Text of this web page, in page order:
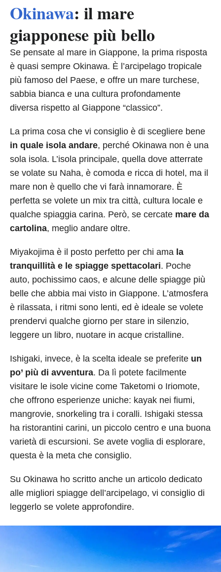
Okinawa: il mare
giapponese più bello
Se pensate al mare in Giappone, la prima risposta
è quasi sempre Okinawa. È l’arcipelago tropicale
più famoso del Paese, e offre un mare turchese,
sabbia bianca e una cultura profondamente
diversa rispetto al Giappone “classico”.
La prima cosa che vi consiglio è di scegliere bene
in quale isola andare, perché Okinawa non è una
sola isola. L’isola principale, quella dove atterrate
se volate su Naha, è comoda e ricca di hotel, ma il
mare non è quello che vi farà innamorare. È
perfetta se volete un mix tra città, cultura locale e
qualche spiaggia carina. Però, se cercate mare da
cartolina, meglio andare oltre.
Miyakojima è il posto perfetto per chi ama la
tranquillità e le spiagge spettacolari. Poche
auto, pochissimo caos, e alcune delle spiagge più
belle che abbia mai visto in Giappone. L’atmosfera
è rilassata, i ritmi sono lenti, ed è ideale se volete
prendervi qualche giorno per stare in silenzio,
leggere un libro, nuotare in acque cristalline.
Ishigaki, invece, è la scelta ideale se preferite un
po’ più di avventura. Da lì potete facilmente
visitare le isole vicine come Taketomi o Iriomote,
che offrono esperienze uniche: kayak nei fiumi,
mangrovie, snorkeling tra i coralli. Ishigaki stessa
ha ristorantini carini, un piccolo centro e una buona
varietà di escursioni. Se avete voglia di esplorare,
questa è la meta che consiglio.
Su Okinawa ho scritto anche un articolo dedicato
alle migliori spiagge dell’arcipelago, vi consiglio di
leggerlo se volete approfondire.